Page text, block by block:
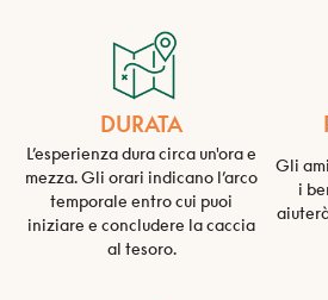
DURATA
L’esperienza dura circa un'ora e
mezza. Gli orari indicano l’arco
temporale entro cui puoi
iniziare e concludere la caccia
al tesoro.
Gli
i